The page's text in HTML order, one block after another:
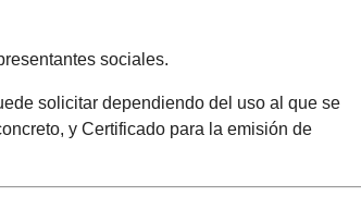
sociales.
solicitar dependiendo del uso al que se
y Certificado para la emisión de